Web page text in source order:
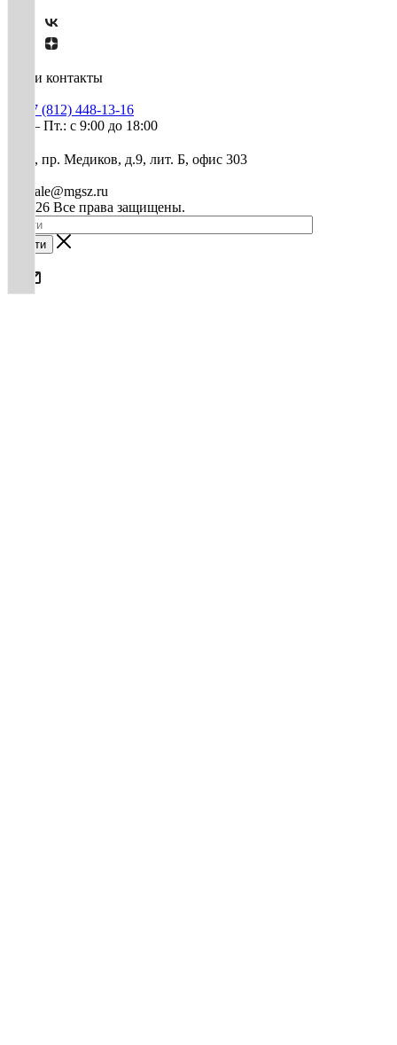
Наши контакты
+7 (812) 448-13-16
Пн. – Пт.: с 9:00 до 18:00
СПб, пр. Медиков, д.9, лит. Б, офис 303
mg-sale@mgsz.ru
© 2026 Все права защищены.
Найти